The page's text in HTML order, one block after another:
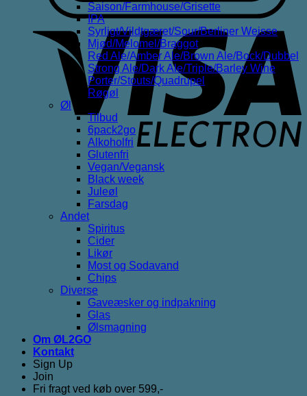
Saison/Farmhouse/Grisette
IPA
Syrligt/Vildtgæret/Sour/Berliner Weisse
Mjød/Melomel/Braggot
Red Ale/Amber Ale/Brown Ale/Bock/Dubbel
Strong Ale/Dark Ale/Triple/Barley Wine
Porter/Stouts/Quadrupel
Røgøl
Øl
Tilbud
6pack2go
Alkoholfri
Glutenfri
Vegan/Vegansk
Black week
Juleøl
Farsdag
Andet
Spiritus
Cider
Likør
Most og Sodavand
Chips
Diverse
Gaveæsker og indpakning
Glas
Ølsmagning
Om ØL2GO
Kontakt
Sign Up
Join
Fri fragt ved køb over 599,-